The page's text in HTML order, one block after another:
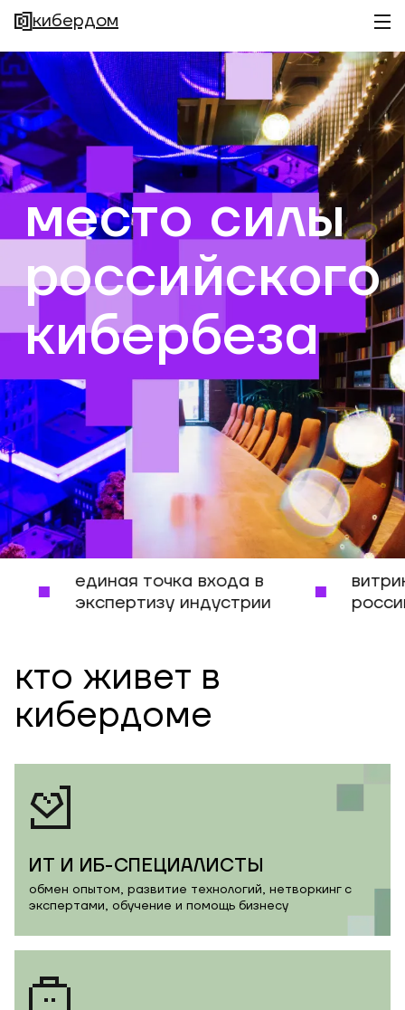
кибердом
место силы
российского
кибербеза
точка входа в
индустрии
витрина
российских
кто живет в
кибердоме
ИТ И ИБ-СПЕЦИАЛИСТЫ
обмен опытом, развитие технологий, нетворкинг с
экспертами, обучение и помощь бизнесу